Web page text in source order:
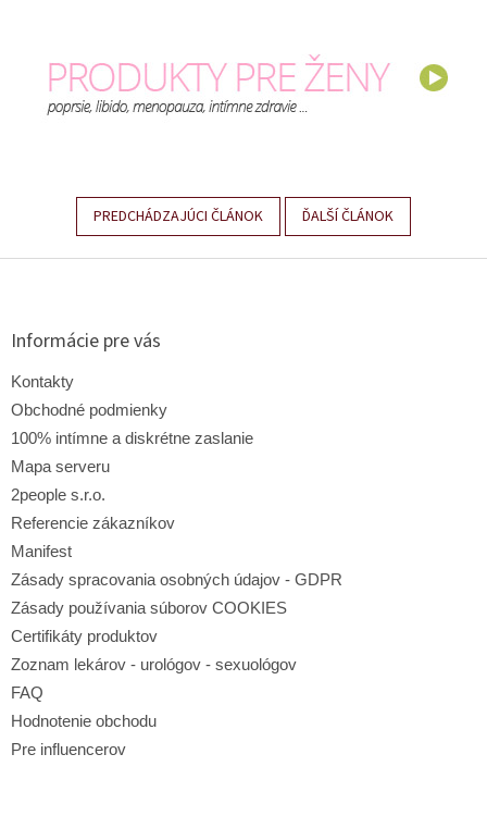
PREDCHÁDZAJÚCI ČLÁNOK ĎALŠÍ ČLÁNOK
Z
Informácie pre vás
Kontakty
Obchodné podmienky
100% intímne a diskrétne zaslanie
Mapa serveru
2people s.r.o.
Referencie zákazníkov
Manifest
Zásady spracovania osobných údajov - GDPR
Zásady používania súborov COOKIES
Certifikáty produktov
Zoznam lekárov - urológov - sexuológov
FAQ
Hodnotenie obchodu
Pre influencerov